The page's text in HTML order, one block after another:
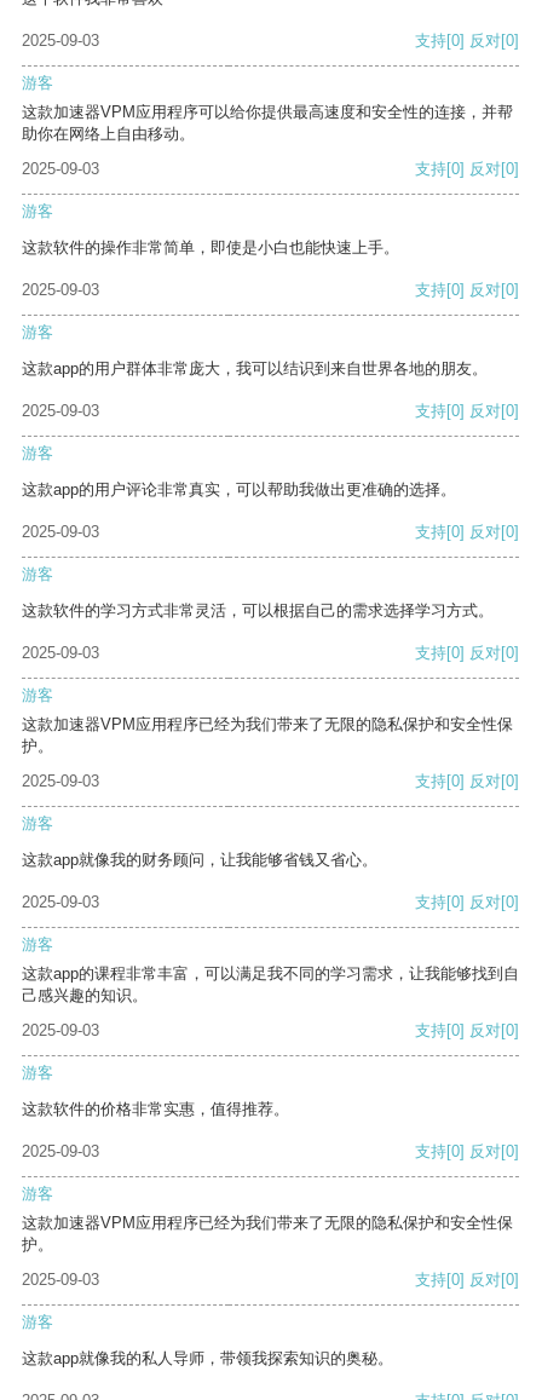
2025-09-03 支持[0] 反对[0]
游客
这款加速器VPM应用程序可以给你提供最高速度和安全性的连接，并帮
助你在网络上自由移动。
2025-09-03
支持[0] 反对[0]
游客
这款软件的操作非常简单，即使是小白也能快速上手。
2025-09-03 支持[0] 反对[0]
游客
这款app的用户群体非常庞大，我可以结识到来自世界各地的朋友。
2025-09-03 支持[0] 反对[0]
游客
这款app的用户评论非常真实，可以帮助我做出更准确的选择。
2025-09-03 支持[0] 反对[0]
游客
这款软件的学习方式非常灵活，可以根据自己的需求选择学习方式。
2025-09-03 支持[0] 反对[0]
游客
这款加速器VPM应用程序已经为我们带来了无限的隐私保护和安全性保
护。
2025-09-03
支持[0] 反对[0]
游客
这款app就像我的财务顾问，让我能够省钱又省心。
2025-09-03 支持[0] 反对[0]
游客
这款app的课程非常丰富，可以满足我不同的学习需求，让我能够找到自
己感兴趣的知识。
2025-09-03
支持[0] 反对[0]
游客
这款软件的价格非常实惠，值得推荐。
2025-09-03 支持[0] 反对[0]
游客
这款加速器VPM应用程序已经为我们带来了无限的隐私保护和安全性保
护。
2025-09-03
支持[0] 反对[0]
游客
这款app就像我的私人导师，带领我探索知识的奥秘。